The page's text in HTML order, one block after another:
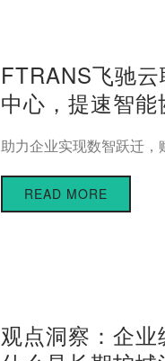
FTRANS飞驰
中心，提速智能
助力企业实现数智跃迁，
READ MORE
观点洞察：企